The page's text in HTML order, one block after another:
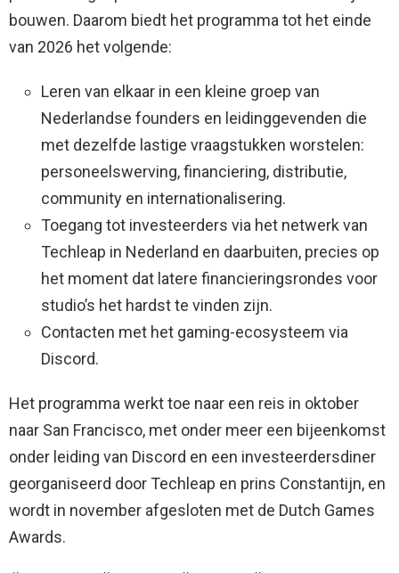
bouwen. Daarom biedt het programma tot het einde
van 2026 het volgende:
Leren van elkaar in een kleine groep van
Nederlandse founders en leidinggevenden die
met dezelfde lastige vraagstukken worstelen:
personeelswerving, financiering, distributie,
community en internationalisering.
Toegang tot investeerders via het netwerk van
Techleap in Nederland en daarbuiten, precies op
het moment dat latere financieringsrondes voor
studio’s het hardst te vinden zijn.
Contacten met het gaming-ecosysteem via
Discord.
Het programma werkt toe naar een reis in oktober
naar San Francisco, met onder meer een bijeenkomst
onder leiding van Discord en een investeerdersdiner
georganiseerd door Techleap en prins Constantijn, en
wordt in november afgesloten met de Dutch Games
Awards.